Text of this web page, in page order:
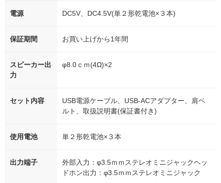
電源 DC5V、DC4.5V(単２形乾電池×３本)
保証期間 お買い上げから1年間
スピーカー出
力
φ8.0ｃｍ(4Ω)×2
セット内容
USB電源ケーブル、USB-ACアダプター、肩ベ
ルト、取扱説明書(保証書付き)
使用電池 単２形乾電池×３本
出力端子
外部入力：φ3.5ｍｍステレオミニジャックヘッ
ドホン出力：φ3.5ｍｍステレオミニジャック